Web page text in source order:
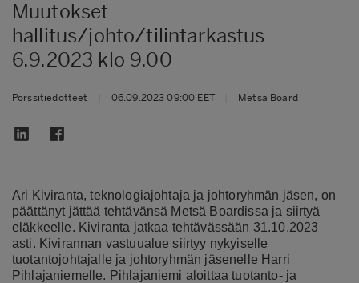
Muutokset
hallitus/johto/tilintarkastus
6.9.2023 klo 9.00
Pörssitiedotteet 06.09.2023 09:00 EET Metsä Board
Ari Kiviranta, teknologiajohtaja ja johtoryhmän jäsen, on
päättänyt jättää tehtävänsä Metsä Boardissa ja siirtyä
eläkkeelle. Kiviranta jatkaa tehtävässään 31.10.2023
asti. Kivirannan vastuualue siirtyy nykyiselle
tuotantojohtajalle ja johtoryhmän jäsenelle Harri
Pihlajaniemelle. Pihlajaniemi aloittaa tuotanto- ja